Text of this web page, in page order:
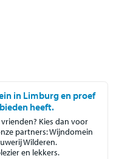
in Limburg en proef
heeft.
Kies dan voor
partners: Wijndomein
Wilderen.
en lekkers.